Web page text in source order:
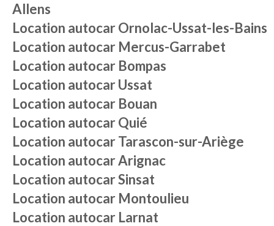
Allens
Location autocarOrnolac-Ussat-les-Bains
Location autocar Mercus-Garrabet
Location autocar Bompas
Location autocarUssat
Location autocar Bouan
Location autocarQuié
Location autocarTarascon-sur-Ariège
Location autocarArignac
Location autocarSinsat
Location autocar Montoulieu
Location autocar Larnat